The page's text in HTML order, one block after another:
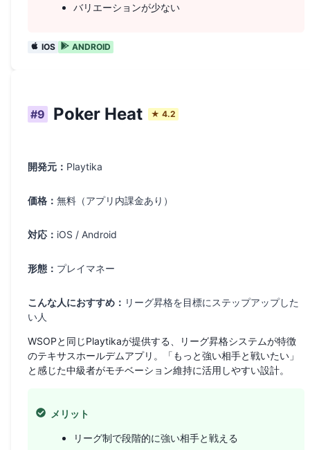
バリエーションが少ない
IOS ANDROID
#9 Poker Heat ★ 4.2
開発元： Playtika
価格： 無料（アプリ内課金あり）
対応： iOS / Android
形態： プレイマネー
こんな人におすすめ： リーグ昇格を目標にステップアップした
い人
WSOPと同じPlaytikaが提供する、リーグ昇格システムが特徴
のテキサスホールデムアプリ。「もっと強い相手と戦いたい」
と感じた中級者がモチベーション維持に活用しやすい設計。
メリット
リーグ制で段階的に強い相手と戦える